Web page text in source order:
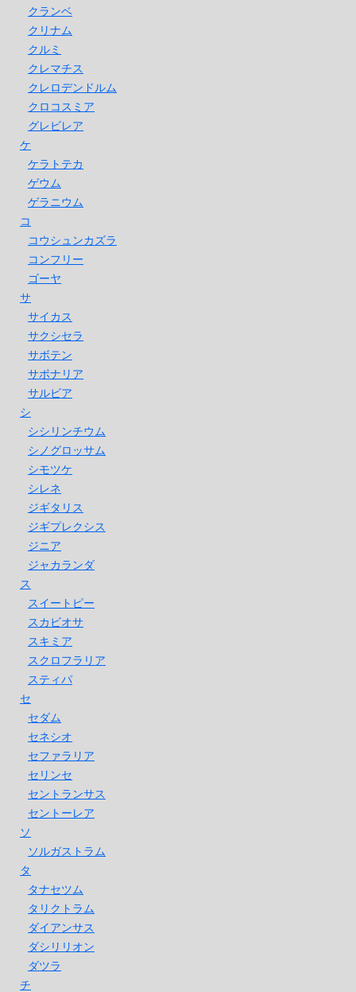
クランベ
クリナム
クルミ
クレマチス
クレロデンドルム
クロコスミア
グレビレア
ケ
ケラトテカ
ゲウム
ゲラニウム
コ
コウシュンカズラ
コンフリー
ゴーヤ
サ
サイカス
サクシセラ
サボテン
サポナリア
サルビア
シ
シシリンチウム
シノグロッサム
シモツケ
シレネ
ジギタリス
ジギプレクシス
ジニア
ジャカランダ
ス
スイートピー
スカビオサ
スキミア
スクロフラリア
スティパ
セ
セダム
セネシオ
セファラリア
セリンセ
セントランサス
セントーレア
ソ
ソルガストラム
タ
タナセツム
タリクトラム
ダイアンサス
ダシリリオン
ダツラ
チ